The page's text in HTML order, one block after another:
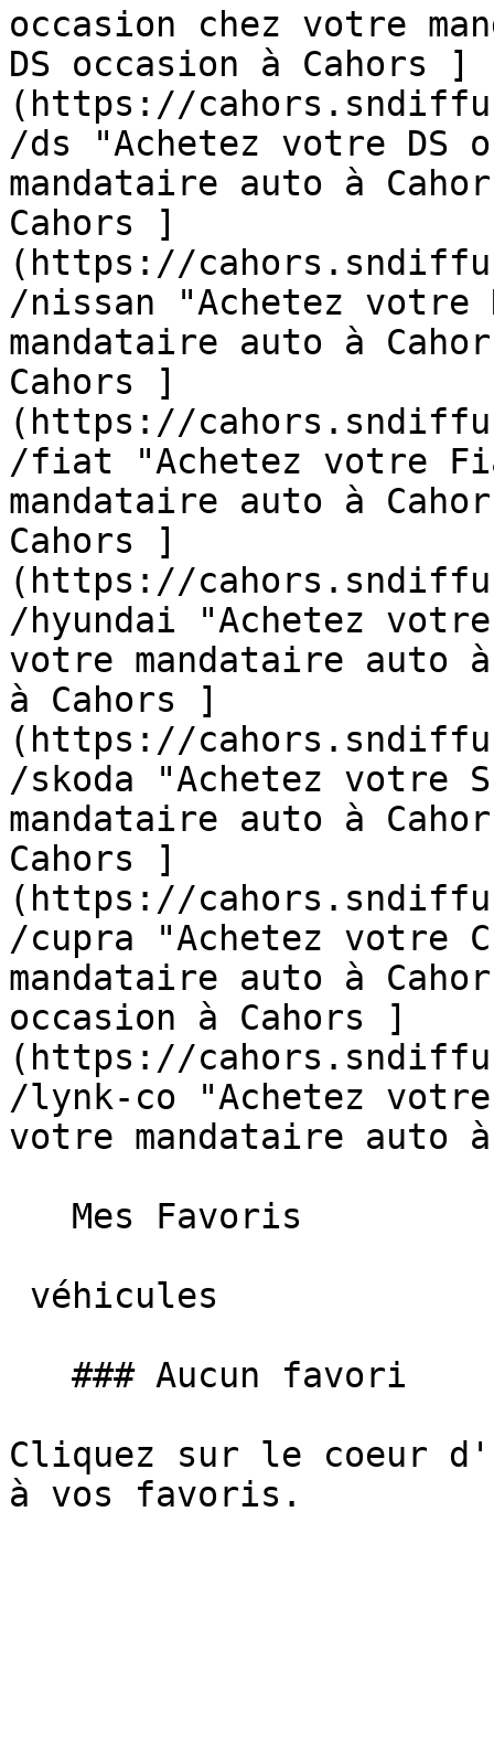
occasion chez votre
DS occasion à Cahors ]
(https://
/ds "Achetez votre DS
mandataire auto à
Cahors ]
(https://
/nissan "Achetez votre
mandataire auto à
Cahors ]
(https://
/fiat "Achetez votre
mandataire auto à
Cahors ]
(https://
/hyundai "Achetez
votre mandataire auto
à Cahors ]
(https://
/skoda "Achetez votre
mandataire auto à
Cahors ]
(https://
/cupra "Achetez votre
mandataire auto à
occasion à Cahors ]
(https://
/lynk-co "Achetez votre
votre mandataire auto
Cliquez sur le coeur